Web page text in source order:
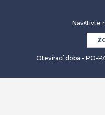
Navštivte
Otevírací doba - PO-